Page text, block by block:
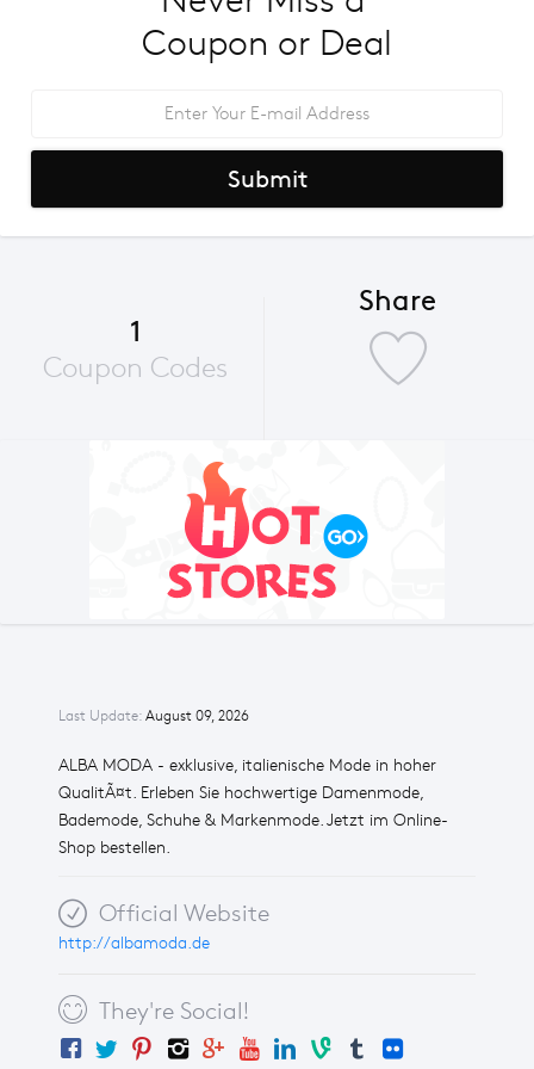
Last Update: August 09, 2026
ALBA MODA - exklusive, italienische Mode in hoher
QualitÃ¤t. Erleben Sie hochwertige Damenmode,
Bademode, Schuhe & Markenmode. Jetzt im Online-
Shop bestellen.
Official Website
http://albamoda.de
They're Social!
Coupon or Deal
Submit
1
Coupon Codes
Share